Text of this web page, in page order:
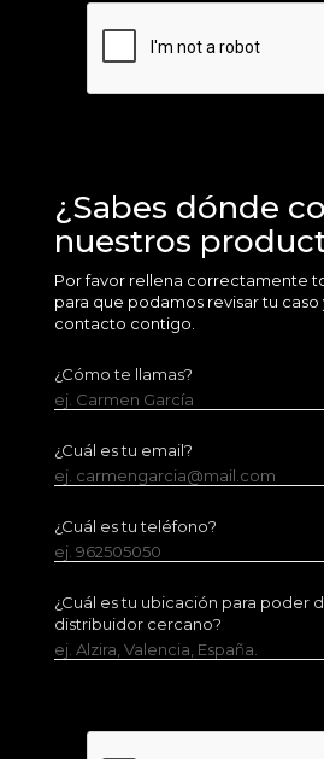
¿Sabes dónde
nuestros
Por favor rellena correctamente
para que podamos revisar tu
contacto contigo.
¿Cómo te llamas?
ej. Carmen García
¿Cuál es tu email?
ej. carmengarcia@mail.com
¿Cuál es tu teléfono?
ej. 962505050
¿Cuál es tu ubicación para poder
distribuidor cercano?
ej. Alzira, Valencia, España.